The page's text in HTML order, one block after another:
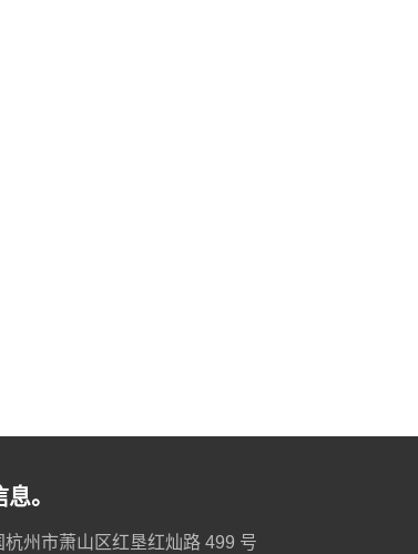
。
杭州市萧山区红垦红灿路 499 号